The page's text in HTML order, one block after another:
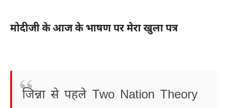
मोदीजी के आज के भाषण पर मेरा खुला पत्र
जिन्ना से पहले Two Nation Theory